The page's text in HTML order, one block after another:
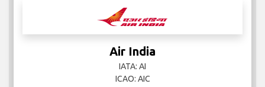
Air India
IATA: AI
ICAO: AIC